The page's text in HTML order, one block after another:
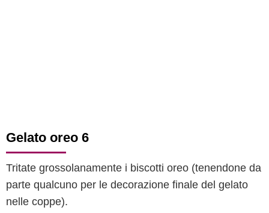
Gelato oreo 6
Tritate grossolanamente i biscotti oreo (tenendone da
parte qualcuno per le decorazione finale del gelato
nelle coppe).